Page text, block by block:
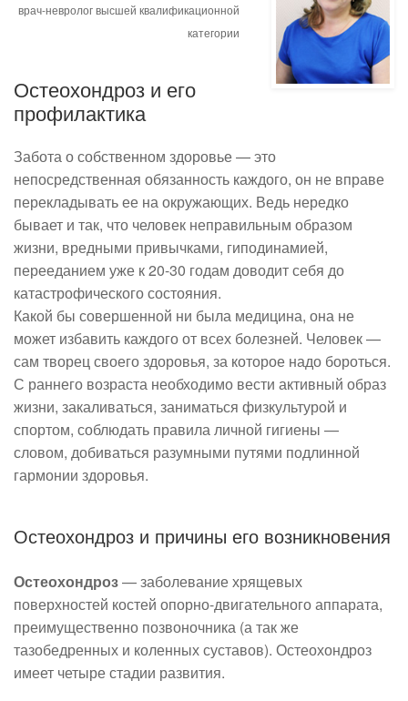
врач-невролог высшей квалификационной
категории
Остеохондроз и его
профилактика
Забота о собственном здоровье — это
непосредственная обязанность каждого, он не вправе
перекладывать ее на окружающих. Ведь нередко
бывает и так, что человек неправильным образом
жизни, вредными привычками, гиподинамией,
перееданием уже к 20-30 годам доводит себя до
катастрофического состояния.
Какой бы совершенной ни была медицина, она не
может избавить каждого от всех болезней. Человек —
сам творец своего здоровья, за которое надо бороться.
С раннего возраста необходимо вести активный образ
жизни, закаливаться, заниматься физкультурой и
спортом, соблюдать правила личной гигиены —
словом, добиваться разумными путями подлинной
гармонии здоровья.
Остеохондроз и причины его возникновения
Остеохондроз— заболевание хрящевых
поверхностей костей опорно-двигательного аппарата,
преимущественно позвоночника (а так же
тазобедренных и коленных суставов). Остеохондроз
имеет четыре стадии развития.